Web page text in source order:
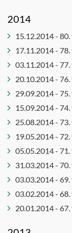
Skólanefnd
Umhverfis-
- kynning
2014
15.12.2014 -
17.11.2014 -
03.11.2014 -
20.10.2014 -
29.09.2014 -
15.09.2014 -
25.08.2014 -
19.05.2014 -
05.05.2014 -
31.03.2014 -
03.03.2014 -
03.02.2014 -
20.01.2014 -